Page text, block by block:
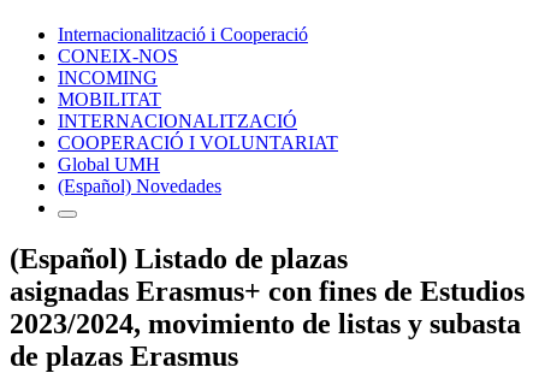
Internacionalització i Cooperació
CONEIX-NOS
INCOMING
MOBILITAT
INTERNACIONALITZACIÓ
COOPERACIÓ I VOLUNTARIAT
Global UMH
(Español) Novedades
(Español) Listado de plazas
asignadas Erasmus+ con fines de Estudios
2023/2024, movimiento de listas y subasta
de plazas Erasmus